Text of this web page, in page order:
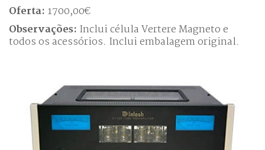
Oferta: 1700,00€
Observações: Inclui célula Vertere Magneto e
todos os acessórios. Inclui embalagem original.